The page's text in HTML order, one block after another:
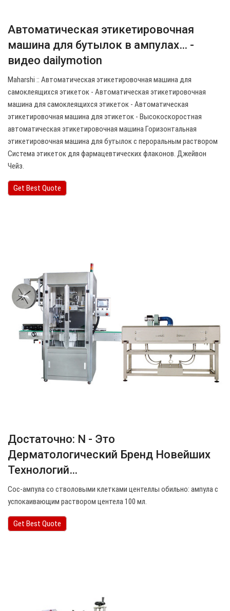
Автоматическая этикетировочная
машина для бутылок в ампулах… -
видео dailymotion
Maharshi :: Автоматическая этикетировочная машина для
самоклеящихся этикеток - Автоматическая этикетировочная
машина для самоклеящихся этикеток - Автоматическая
этикетировочная машина для этикеток - Высокоскоростная
автоматическая этикетировочная машина Горизонтальная
этикетировочная машина для бутылок с пероральным раствором
Система этикеток для фармацевтических флаконов. Джейвон
Чейз.
Get Best Quote
Достаточно: N - Это
Дерматологический Бренд Новейших
Технологий…
Сос-ампула со стволовыми клетками центеллы обильно: ампула с
успокаивающим раствором центела 100 мл.
Get Best Quote